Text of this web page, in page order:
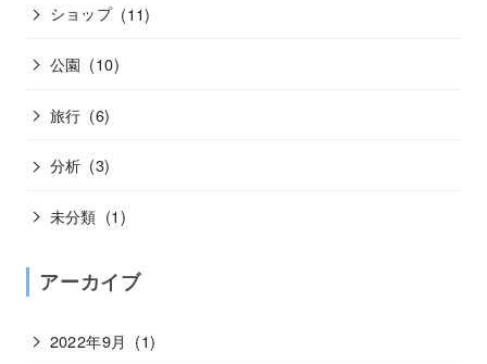
ショップ (11)
公園 (10)
旅行 (6)
分析 (3)
未分類 (1)
アーカイブ
2022年9月 (1)